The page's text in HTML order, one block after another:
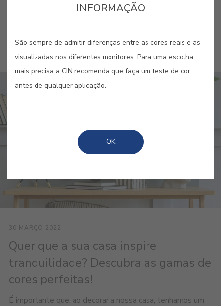
30 MARÇO 2022
Quer que a sua casa inspire
tranquilidade? Descubra as gamas de
cores perfeitas!
É importante que, ao decorar a nossa casa, tenhamos um
INFORMAÇÃO
São sempre de admitir diferenças entre as cores reais e as
visualizadas nos diferentes monitores. Para uma escolha
mais precisa a CIN recomenda que faça um teste de cor
antes de qualquer aplicação.
OK